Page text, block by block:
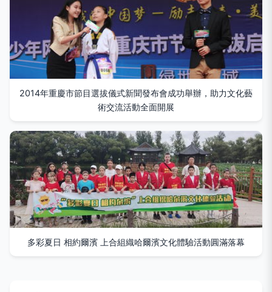
2014年重慶市節目選拔儀式新聞發布會成功舉辦，助力文化藝
術交流活動全面開展
多彩夏日 相約爾濱 上合組織哈爾濱文化體驗活動圓滿落幕